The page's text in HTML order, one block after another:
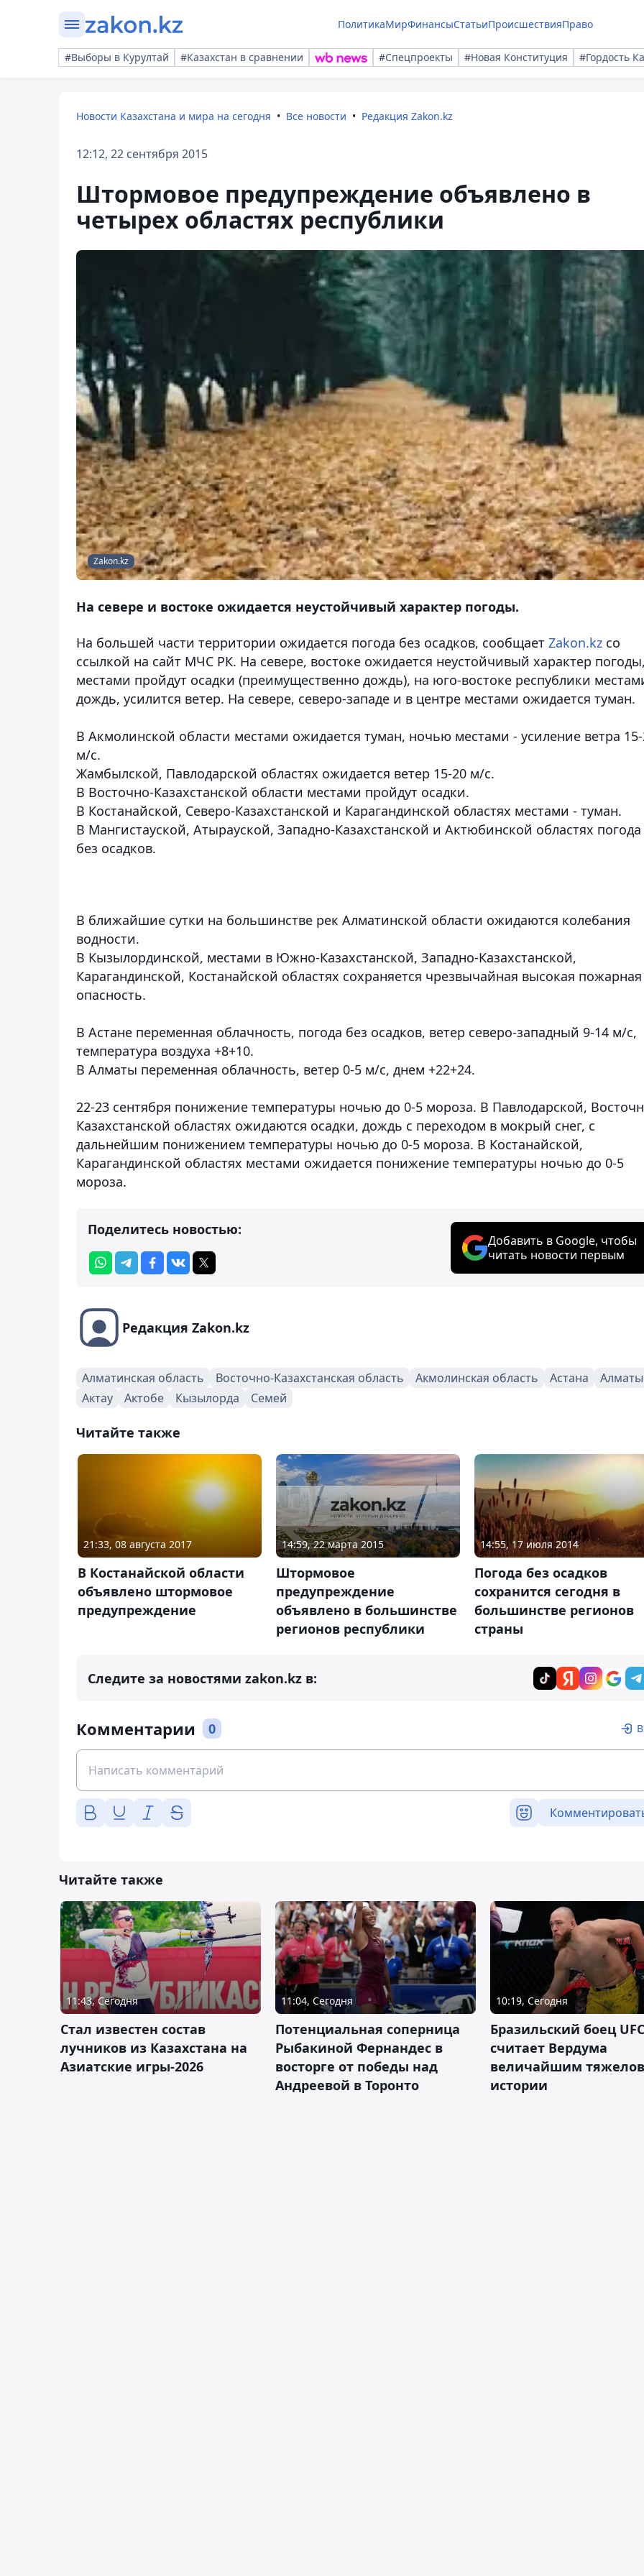
ПолитикаМирФинансыСтатьиПроисшествияПраво
#Выборы в Курултай #Казахстан в сравнении #Спецпроекты #Новая Конституция #Гордость
Новости Казахстана и мира на сегодня Все новости Редакция Zakon.kz
12:12, 22 сентября 2015
Штормовое предупреждение объявлено в
четырех областях республики
Zakon.kz
На севере и востоке ожидается неустойчивый характер погоды.
На большей части территории ожидается погода без осадков, сообщает Zakon.kz со
ссылкой на сайт МЧС РК. На севере, востоке ожидается неустойчивый характер
местами пройдут осадки (преимущественно дождь), на юго-востоке республики
дождь, усилится ветер. На севере, северо-западе и в центре местами ожидается туман.
В Акмолинской области местами ожидается туман, ночью местами - усиление ветра
м/с.
Жамбылской, Павлодарской областях ожидается ветер 15-20 м/с.
В Восточно-Казахстанской области местами пройдут осадки.
В Костанайской, Северо-Казахстанской и Карагандинской областях местами - туман.
В Мангистауской, Атырауской, Западно-Казахстанской и Актюбинской областях погода
без осадков.
В ближайшие сутки на большинстве рек Алматинской области ожидаются колебания
водности.
В Кызылординской, местами в Южно-Казахстанской, Западно-Казахстанской,
Карагандинской, Костанайской областях сохраняется чрезвычайная высокая пожарная
опасность.
В Астане переменная облачность, погода без осадков, ветер северо-западный 9-14 м/с,
температура воздуха +8+10.
В Алматы переменная облачность, ветер 0-5 м/с, днем +22+24.
22-23 сентября понижение температуры ночью до 0-5 мороза. В Павлодарской,
Казахстанской областях ожидаются осадки, дождь с переходом в мокрый снег, с
дальнейшим понижением температуры ночью до 0-5 мороза. В Костанайской,
Карагандинской областях местами ожидается понижение температуры ночью до 0-5
мороза.
Поделитесь новостью:
Добавить в Google, чтобы
читать новости первым
Редакция Zakon.kz
Алматинская область Восточно-Казахстанская область Акмолинская область Астана
Алматы
Актау
Актобе Кызылорда Семей
Читайте также
21:33, 08 августа 2017
В Костанайской области
объявлено штормовое
предупреждение
14:59, 22 марта 2015
Штормовое
предупреждение
объявлено в большинстве
регионов республики
14:55, 17 июля 2014
Погода без осадков
сохранится сегодня в
большинстве регионов
страны
Следите за новостями zakon.kz в:
Комментарии 0
Читайте также
11:43, Сегодня
Стал известен состав
лучников из Казахстана на
Азиатские игры-2026
11:04, Сегодня
Потенциальная соперница
Рыбакиной Фернандес в
восторге от победы над
Андреевой в Торонто
10:19, Сегодня
Бразильский боец
считает Вердума
величайшим
истории